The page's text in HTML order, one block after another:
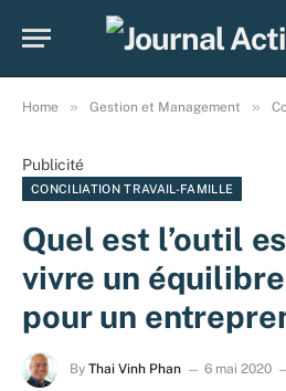
Home » Gestion et Management »
Publicité
CONCILIATION TRAVAIL-FAMILLE
Quel est l’outil
vivre un
pour un
By Thai Vinh Phan 6 mai 2020